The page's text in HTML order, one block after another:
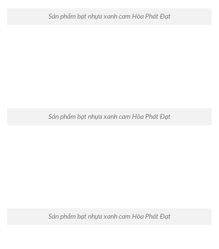
Sản phẩm bạt nhựa xanh cam Hòa Phát Đạt
Sản phẩm bạt nhựa xanh cam Hòa Phát Đạt
Sản phẩm bạt nhựa xanh cam Hòa Phát Đạt